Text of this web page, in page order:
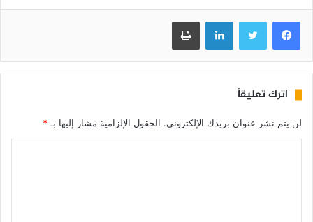
فيسبوك تويتر لينكدإن طباعة
اترك تعليقاً
لن يتم نشر عنوان بريدك الإلكتروني. الحقول الإلزامية مشار إليها بـ*